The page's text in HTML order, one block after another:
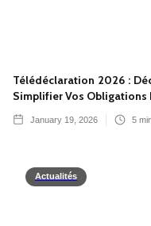
Télédéclaration 2026 :
Simplifier Vos Obligations
January 19, 2026 5
Actualités